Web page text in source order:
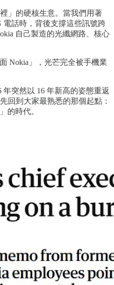
」的硬核生意。當我們用著
電話時，背後支撐這些訊號跨
自己製造的光纖網路、核心
Nokia」，光芒完全被手機業
年突然以 16 年新高的姿態重返
回到大家最熟悉的那個起點：
的時代。